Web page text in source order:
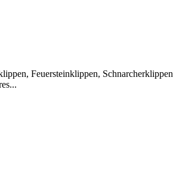
Feuersteinklippen,